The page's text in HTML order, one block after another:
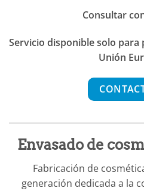
Consultar
Servicio disponible solo para
Unión
Envasado de
Fabricación de
generación dedicada a la